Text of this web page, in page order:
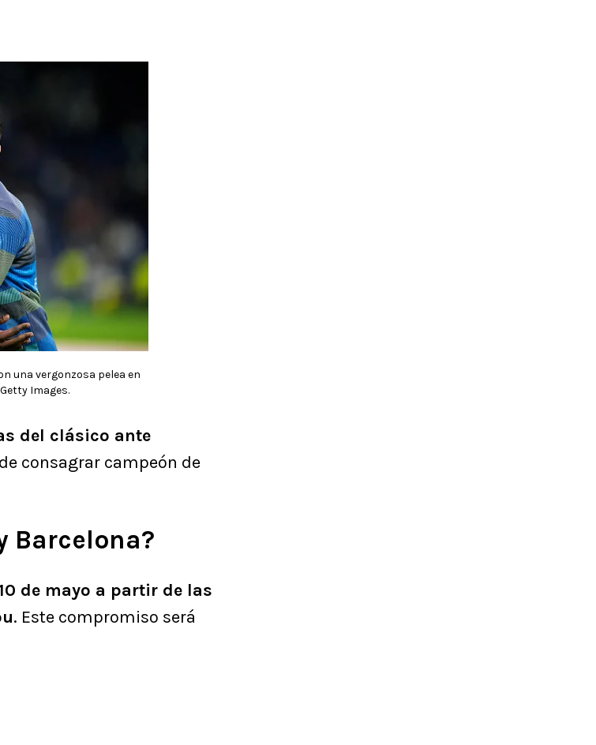
una vergonzosa pelea en
Images.
del clásico ante
consagrar campeón de
Barcelona?
de mayo a partir de las
. Este compromiso será